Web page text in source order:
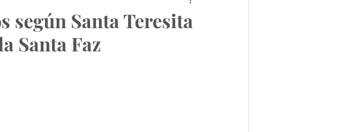
Pontífice Fraternidad eclesial
según Santa Teresita
Santa Faz